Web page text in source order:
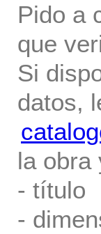
Pido a
que
Si
datos,
la obra
- título
-